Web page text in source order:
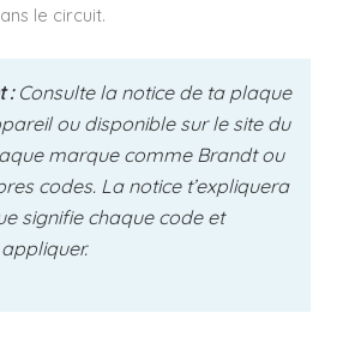
le circuit.
:Consulte la notice de ta plaque
ou disponible sur le site du
marque comme Brandt ou
codes. La notice t’expliquera
signifie chaque code et